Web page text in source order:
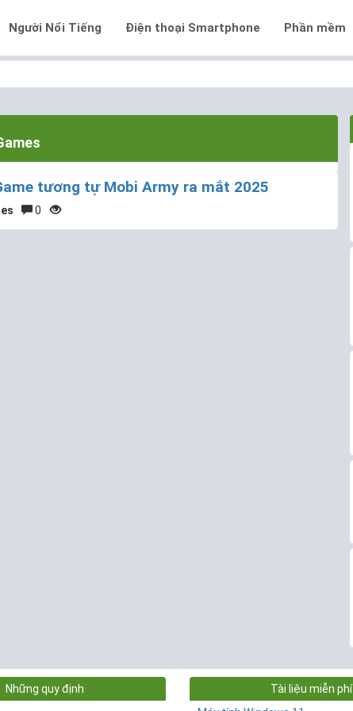
Người Nổi Tiếng Điện thoại Smartphone Phần mềm
tương tự Mobi Army ra mắt 2025
0
Những quy định
Tài liệu miễn phí